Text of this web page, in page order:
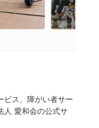
ビス、障がい者サー
人 愛和会の公式サ